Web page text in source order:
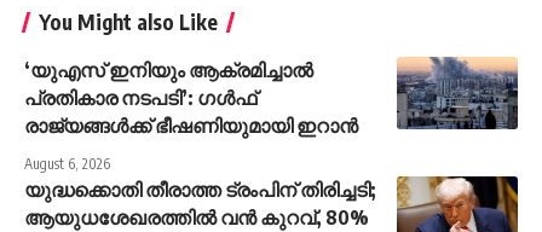
You Might also Like
‘യുഎസ് ഇനിയും ആക്രമിച്ചാൽ
പ്രതികാര നടപടി’: ഗൾഫ്
രാജ്യങ്ങൾക്ക് ഭീഷണിയുമായി ഇറാൻ
August 6, 2026
യുദ്ധക്കൊതി തീരാത്ത ട്രംപിന് തിരിച്ചടി;
ആയുധശേഖരത്തിൽ വൻ കുറവ്, 80%